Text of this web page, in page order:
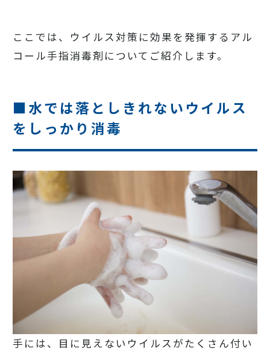
ここでは、ウイルス対策に効果を発揮するアル
コール手指消毒剤についてご紹介します。
■水では落としきれないウイルス
をしっかり消毒
手には、目に見えないウイルスがたくさん付い